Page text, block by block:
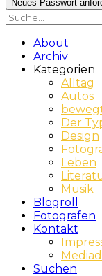
About
Archiv
Kategorien
Alltag
Autos
Der
Design
Leben
Musik
Blogroll
Fotografen
Kontakt
Suchen